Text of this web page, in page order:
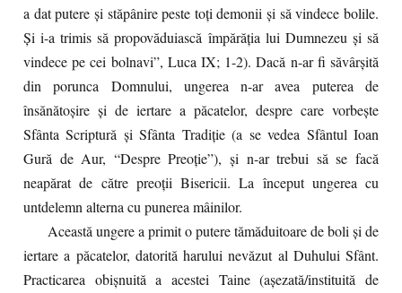
a dat putere şi stăpânire peste toţi demonii şi să vindece bolile.
Şi i-a trimis să propovăduiască împărăţia lui Dumnezeu şi să
vindece pe cei bolnavi”, Luca IX; 1-2). Dacă n-ar fi săvârşită
din porunca Domnului, ungerea n-ar avea puterea de
însănătoşire şi de iertare a păcatelor, despre care vorbeşte
Sfânta Scriptură şi Sfânta Tradiţie (a se vedea Sfântul Ioan
Gură de Aur, “Despre Preoţie”), şi n-ar trebui să se facă
neapărat de către preoţii Bisericii. La început ungerea cu
untdelemn alterna cu punerea mâinilor.
Această ungere a primit o putere tămăduitoare de boli şi de
iertare a păcatelor, datorită harului nevăzut al Duhului Sfânt.
Practicarea obişnuită a acestei Taine (aşezată/instituită de